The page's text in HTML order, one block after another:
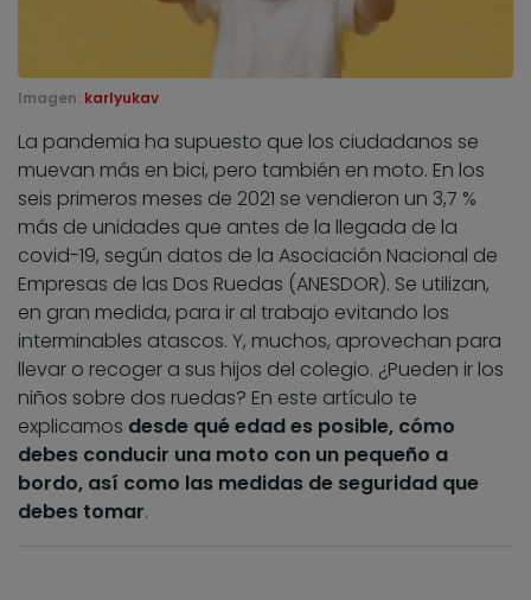
Imagen: karlyukav
La pandemia ha supuesto que los ciudadanos se
muevan más en bici, pero también en moto. En los
seis primeros meses de 2021 se vendieron un 3,7 %
más de unidades que antes de la llegada de la
covid-19, según datos de la Asociación Nacional de
Empresas de las Dos Ruedas (ANESDOR). Se utilizan,
en gran medida, para ir al trabajo evitando los
interminables atascos. Y, muchos, aprovechan para
llevar o recoger a sus hijos del colegio. ¿Pueden ir los
niños sobre dos ruedas? En este artículo te
explicamos desde qué edad es posible, cómo
debes conducir una moto con un pequeño a
bordo, así como las medidas de seguridad que
debes tomar.